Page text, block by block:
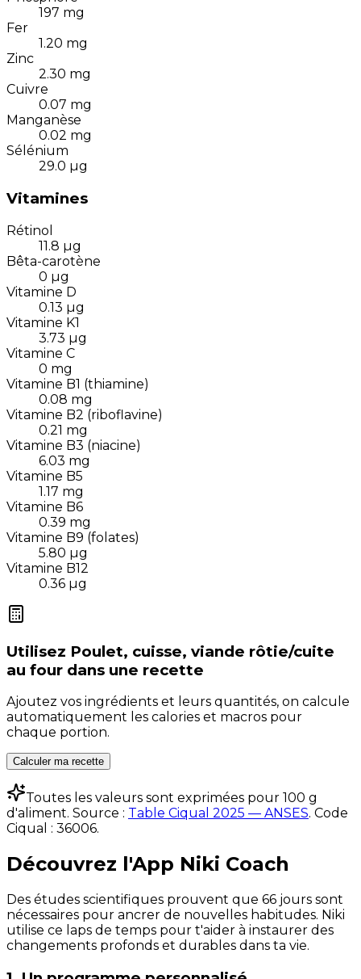
197 mg
Fer
1.20 mg
Zinc
2.30 mg
Cuivre
0.07 mg
Manganèse
0.02 mg
Sélénium
29.0 µg
Vitamines
Rétinol
11.8 µg
Bêta-carotène
0 µg
Vitamine D
0.13 µg
Vitamine K1
3.73 µg
Vitamine C
0 mg
Vitamine B1 (thiamine)
0.08 mg
Vitamine B2 (riboflavine)
0.21 mg
Vitamine B3 (niacine)
6.03 mg
Vitamine B5
1.17 mg
Vitamine B6
0.39 mg
Vitamine B9 (folates)
5.80 µg
Vitamine B12
0.36 µg
Utilisez Poulet, cuisse, viande rôtie/cuite
au four dans une recette
Ajoutez vos ingrédients et leurs quantités, on calcule
automatiquement les calories et macros pour
chaque portion.
Calculer ma recette
Toutes les valeurs sont exprimées pour 100 g
d'aliment. Source : Table Ciqual 2025 — ANSES. Code
Ciqual : 36006.
Découvrez l'App Niki Coach
Des études scientifiques prouvent que 66 jours sont
nécessaires pour ancrer de nouvelles habitudes. Niki
utilise ce laps de temps pour t'aider à instaurer des
changements profonds et durables dans ta vie.